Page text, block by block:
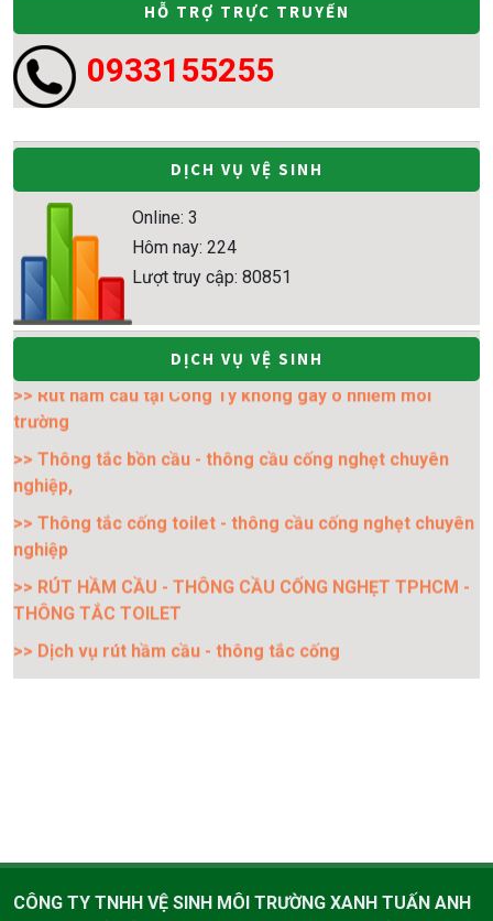
HỖ TRỢ TRỰC TRUYẾN
0933155255
DỊCH VỤ VỆ SINH
Online: 3
Hôm nay: 224
Lượt truy cập: 80851
DỊCH VỤ VỆ SINH
>> Rút hầm cầu tại Công Ty không gây ô nhiễm môi
trường
>> Thông tắc bồn cầu - thông cầu cống nghẹt chuyên
nghiệp,
>> Thông tắc cống toilet - thông cầu cống nghẹt chuyên
nghiệp
>> RÚT HẦM CẦU - THÔNG CẦU CỐNG NGHẸT TPHCM -
THÔNG TẮC TOILET
>> Dịch vụ rút hầm cầu - thông tắc cống
>> Rút hầm cầu giá rẻ không gây ô nhiểm môi trường tại
TP.Hồ Chí Minh
CÔNG TY TNHH VỆ SINH MÔI TRƯỜNG XANH TUẤN ANH